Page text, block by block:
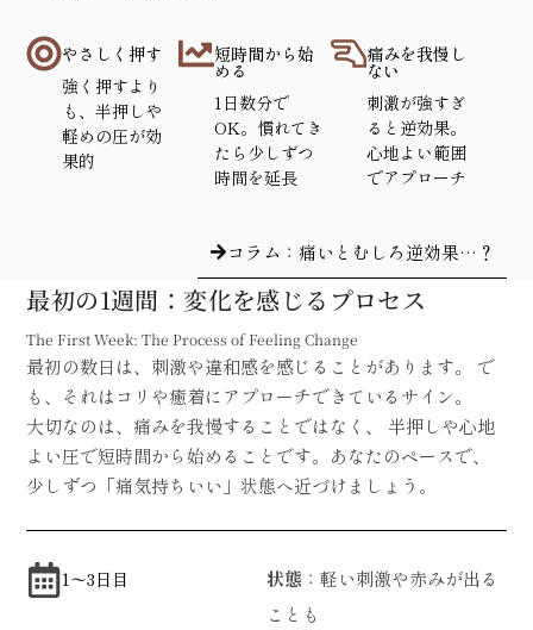
やさしく押す
強く押すより
も、半押しや
軽めの圧が効
果的
短時間から始
める
1日数分で
OK。慣れてき
たら少しずつ
時間を延長
痛みを我慢し
ない
刺激が強すぎ
ると逆効果。
心地よい範囲
でアプローチ
コラム：痛いとむしろ逆効果…？
最初の1週間：変化を感じるプロセス
The First Week: The Process of Feeling Change
最初の数日は、刺激や違和感を感じることがあります。 で
も、それはコリや癒着にアプローチできているサイン。
大切なのは、痛みを我慢することではなく、 半押しや心地
よい圧で短時間から始めることです。あなたのペースで、
少しずつ「痛気持ちいい」状態へ近づけましょう。
1〜3日目 状態 ：軽い刺激や赤みが出る
ことも